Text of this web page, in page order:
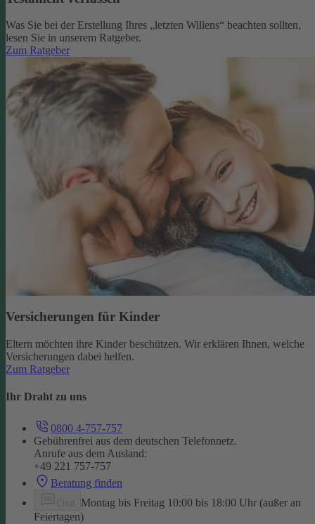
Was Sie bei der Erstellung Ihres „letzten Willens“ beachten sollten,
lesen Sie in unserem Ratgeber.
Zum Ratgeber
Versicherungen für Kinder
Eltern möchten ihre Kinder beschützen. Wir erklären Ihnen, welche
Versicherungen dabei helfen.
Zum Ratgeber
Ihr Draht zu uns
0800 4-757-757
Gebührenfrei aus dem deutschen Telefonnetz.
Anrufe aus dem Ausland:
+49 221 757-757
Beratung finden
Montag bis Freitag 10:00 bis 18:00 Uhr (außer an
Feiertagen)